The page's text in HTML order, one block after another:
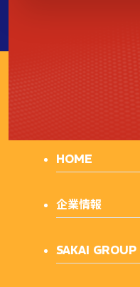
HOME
企業情報
SAKAI GROUP